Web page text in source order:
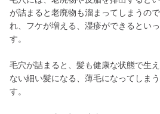
が詰まると老廃物も溜まってしまうの
れ、フケが増える、湿疹ができるとい
す。
毛穴が詰まると、髪も健康な状態で生
ない細い髪になる、薄毛になってしま
す。